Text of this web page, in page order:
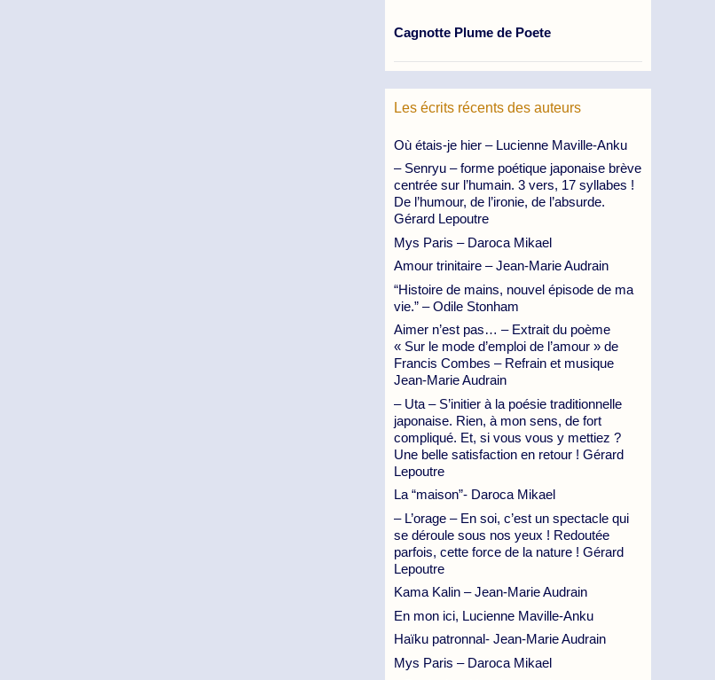
Cagnotte Plume de Poete
Les écrits récents des auteurs
Où étais-je hier – Lucienne Maville-Anku
– Senryu – forme poétique japonaise brève
centrée sur l’humain. 3 vers, 17 syllabes !
De l’humour, de l’ironie, de l’absurde.
Gérard Lepoutre
Mys Paris – Daroca Mikael
Amour trinitaire – Jean-Marie Audrain
“Histoire de mains, nouvel épisode de ma
vie.” – Odile Stonham
Aimer n’est pas… – Extrait du poème
« Sur le mode d’emploi de l’amour » de
Francis Combes – Refrain et musique
Jean-Marie Audrain
– Uta – S’initier à la poésie traditionnelle
japonaise. Rien, à mon sens, de fort
compliqué. Et, si vous vous y mettiez ?
Une belle satisfaction en retour ! Gérard
Lepoutre
La “maison”- Daroca Mikael
– L’orage – En soi, c’est un spectacle qui
se déroule sous nos yeux ! Redoutée
parfois, cette force de la nature ! Gérard
Lepoutre
Kama Kalin – Jean-Marie Audrain
En mon ici, Lucienne Maville-Anku
Haïku patronnal- Jean-Marie Audrain
Mys Paris – Daroca Mikael